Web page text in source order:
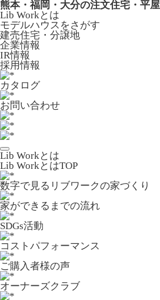
熊本・福岡・大分の注文住宅・平
Lib Workとは
モデルハウスをさがす
建売住宅・分譲地
企業情報
IR情報
採用情報
カタログ
お問い合わせ
Lib Workとは
Lib WorkとはTOP
数字で⾒るリブワークの家づくり
家ができるまでの流れ
SDGs活動
コストパフォーマンス
ご購入者様の声
オーナーズクラブ